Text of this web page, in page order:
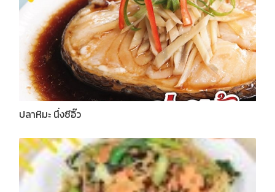
ปลาหิมะ นึ่งซีอิ๊ว